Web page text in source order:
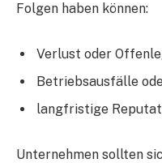
Folgen haben können:
Verlust oder
Betriebsausfälle
langfristige
Unternehmen sollten